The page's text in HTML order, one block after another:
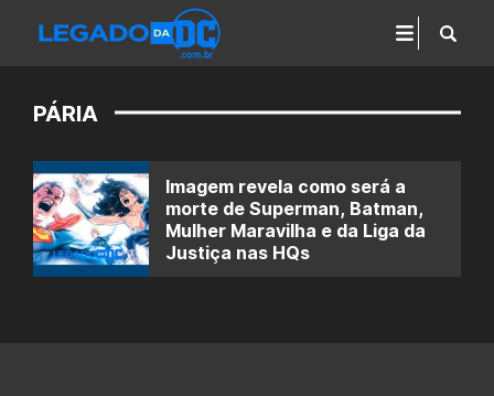
PÁRIA
Imagem revela como será a
morte de Superman, Batman,
Mulher Maravilha e da Liga da
Justiça nas HQs